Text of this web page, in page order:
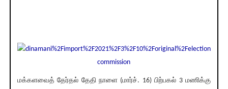
மக்களவைத் தேர்தல் தேதி நாளை (மார்ச். 16) பிற்பகல் 3 மணிக்கு